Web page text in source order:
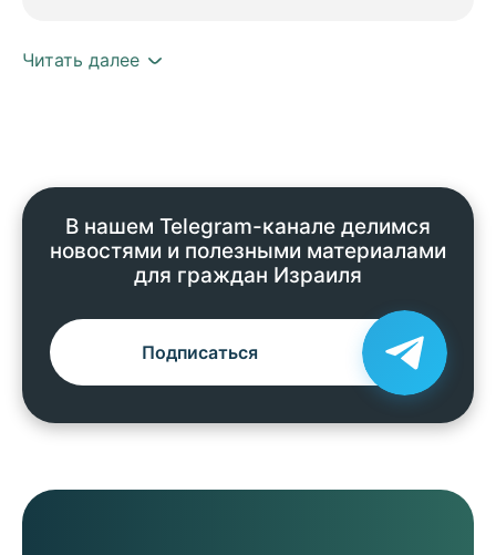
Читать далее
В нашем Telegram-канале делимся
новостями и полезными материалами
для граждан Израиля
Подписаться